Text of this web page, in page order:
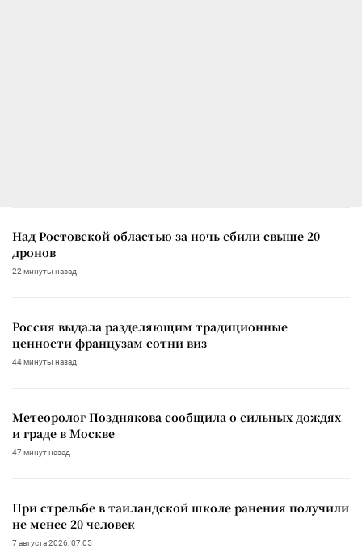
Над Ростовской областью за ночь сбили свыше 20
дронов
22 минуты назад
Россия выдала разделяющим традиционные
ценности французам сотни виз
44 минуты назад
Метеоролог Позднякова сообщила о сильных дождях
и граде в Москве
47 минут назад
При стрельбе в таиландской школе ранения получили
не менее 20 человек
7 августа 2026, 07:05